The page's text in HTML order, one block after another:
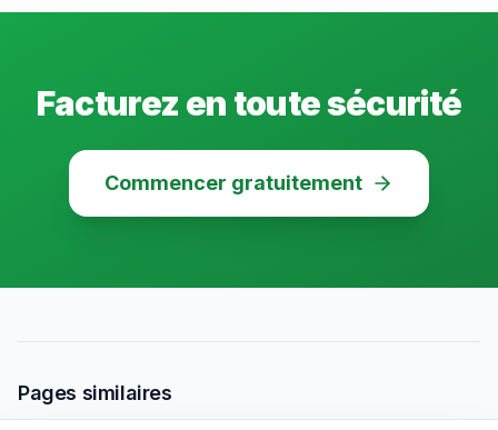
Facturez en toute sécurité
Commencer gratuitement
Pages similaires